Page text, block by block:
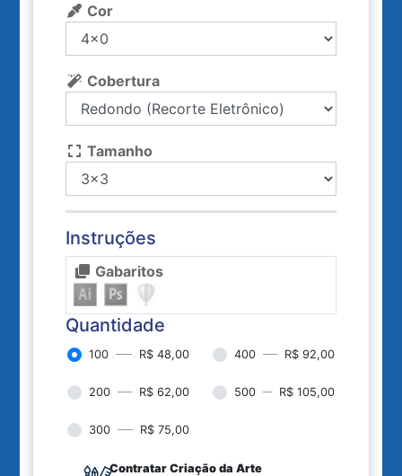
Cor
Cobertura
Tamanho
Instruções
Gabaritos
Quantidade
100 R$ 48,00 400 R$ 92,00
200 R$ 62,00 500 R$ 105,00
300 R$ 75,00
Contratar Criação da Arte